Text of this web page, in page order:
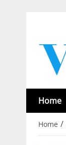
Home
Home /